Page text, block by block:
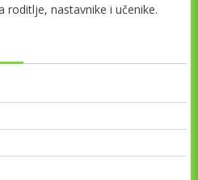
roditlje, nastavnike i učenike.